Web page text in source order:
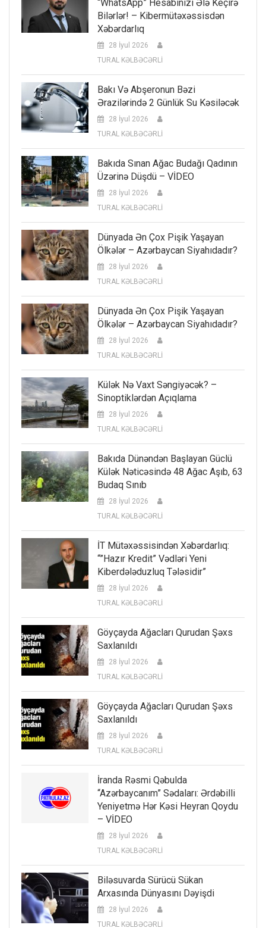
“WhatsApp” Hesabınızı Ələ Keçirə
Bilərlər! – Kibermütəxəssisdən
Xəbərdarlıq
28 İyul 2026
TURAL KƏLBƏCƏRLİ
Bakı Və Abşeronun Bəzi
Ərazilərində 2 Günlük Su Kəsiləcək
28 İyul 2026
TURAL KƏLBƏCƏRLİ
Bakıda Sınan Ağac Budağı Qadının
Üzərinə Düşdü – VİDEO
28 İyul 2026
TURAL KƏLBƏCƏRLİ
Dünyada Ən Çox Pişik Yaşayan
Ölkələr – Azərbaycan Siyahıdadır?
28 İyul 2026
TURAL KƏLBƏCƏRLİ
Dünyada Ən Çox Pişik Yaşayan
Ölkələr – Azərbaycan Siyahıdadır?
28 İyul 2026
TURAL KƏLBƏCƏRLİ
Külək Nə Vaxt Səngiyəcək? –
Sinoptiklərdən Açıqlama
28 İyul 2026
TURAL KƏLBƏCƏRLİ
Bakıda Dünəndən Başlayan Güclü
Külək Nəticəsində 48 Ağac Aşıb, 63
Budaq Sınıb
28 İyul 2026
TURAL KƏLBƏCƏRLİ
İT Mütəxəssisindən Xəbərdarlıq:
“”Hazır Kredit” Vədləri Yeni
Kiberdələduzluq Tələsidir”
28 İyul 2026
TURAL KƏLBƏCƏRLİ
Göyçayda Ağacları Qurudan Şəxs
Saxlanıldı
28 İyul 2026
TURAL KƏLBƏCƏRLİ
Göyçayda Ağacları Qurudan Şəxs
Saxlanıldı
28 İyul 2026
TURAL KƏLBƏCƏRLİ
İranda Rəsmi Qəbulda
“Azərbaycanım” Sədaları: Ərdəbilli
Yeniyetmə Hər Kəsi Heyran Qoydu
– VİDEO
28 İyul 2026
TURAL KƏLBƏCƏRLİ
Biləsuvarda Sürücü Sükan
Arxasında Dünyasını Dəyişdi
28 İyul 2026
TURAL KƏLBƏCƏRLİ